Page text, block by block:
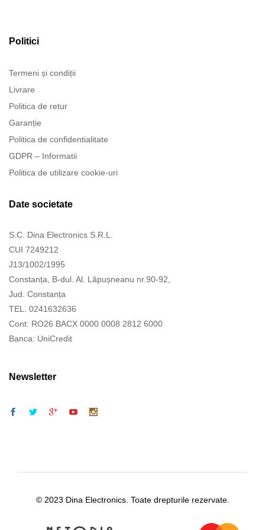
Politici
Termeni și condiții
Livrare
Politica de retur
Garanție
Politica de confidentialitate
GDPR – Informatii
Politica de utilizare cookie-uri
Date societate
S.C. Dina Electronics S.R.L.
CUI 7249212
J13/1002/1995
Constanța, B-dul. Al. Lăpușneanu nr.90-92,
Jud. Constanța
TEL. 0241632636
Cont: RO26 BACX 0000 0008 2812 6000
Banca: UniCredit
Newsletter
© 2023 Dina Electronics. Toate drepturile rezervate.